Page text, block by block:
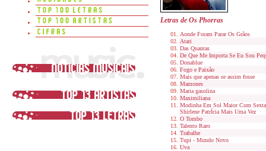
Letras de Os Phorras
Aonde Foram Parar Os Grãos
Atari
Das Quantas
De Que Me Importa Se Eu Sou
Donablue
Fogo e Paixão
Mais que apenas se assim fosse
Mamones
Maria gasolina
Maximiliana
Modinha Em Sol Maior Com
Shirlene PatrÍcia Mais Uma Vez
O Tombo
Talento Raro
Trabalhe
Tupi - Mundo Novo
Uva